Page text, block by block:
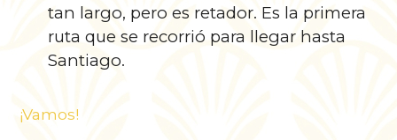
tan largo, pero es retador. Es la primera
ruta que se recorrió para llegar hasta
Santiago.
¡Vamos!